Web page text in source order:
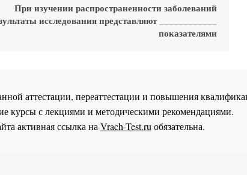
При изучении распространенности заболеваний
исследования представляют ____________
показателями
аттестации, переаттестации и повышения
курсы с лекциями и методическими рекомендациями.
активная ссылка на Vrach-Test.ru обязательна.